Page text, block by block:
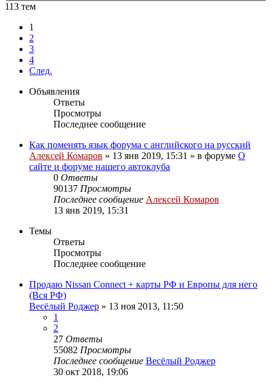
113 тем
1
2
3
4
След.
Объявления
Ответы
Просмотры
Последнее сообщение
Как поменять язык форума с английского на русский
Алексей Комаров » 13 янв 2019, 15:31 » в форуме О
сайте и форуме нашего автоклуба
0 Ответы
90137 Просмотры
Последнее сообщение Алексей Комаров
13 янв 2019, 15:31
Темы
Ответы
Просмотры
Последнее сообщение
Продаю Nissan Connect + карты РФ и Европы для него
(Вся РФ)
Весёлый Роджер » 13 ноя 2013, 11:50
1
2
27 Ответы
55082 Просмотры
Последнее сообщение Весёлый Роджер
30 окт 2018, 19:06